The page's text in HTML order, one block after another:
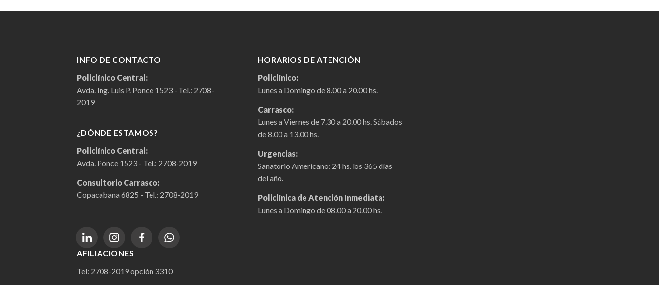
INFO DE CONTACTO
Policlínico Central:
Avda. Ing. Luis P. Ponce 1523 - Tel.: 2708-
2019
¿DÓNDE ESTAMOS?
Policlínico Central:
Avda. Ponce 1523 - Tel.: 2708-2019
Consultorio Carrasco:
Copacabana 6825 - Tel.: 2708-2019
HORARIOS DE ATENCIÓN
Policlínico:
Lunes a Domingo de 8.00 a 20.00 hs.
Carrasco:
Lunes a Viernes de 7.30 a 20.00 hs. Sábados
de 8.00 a 13.00 hs.
Urgencias:
Sanatorio Americano: 24 hs. los 365 días
del año.
Policlínica de Atención Inmediata:
Lunes a Domingo de 08.00 a 20.00 hs.
AFILIACIONES
Tel: 2708-2019opción 3310